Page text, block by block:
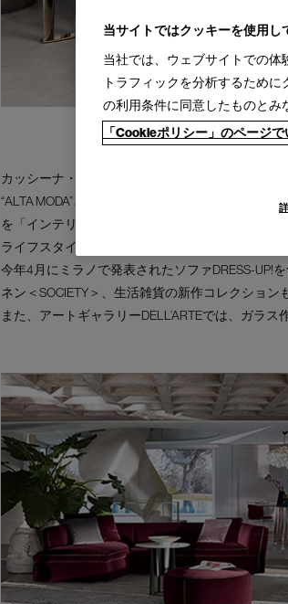
カッシーナ・イクスシーでは、10月3日(木)より新
“ALTA MODA”とは、イタリア語で「オートクチ
を「インテリアのオートクチュール」に例え、
ライフスタイルにフィットするオリジナルのコ
今年4月にミラノで発表されたソファDRESS-UP!
ネン＜SOCIETY＞、生活雑貨の新作コレクション
また、アートギャラリーDELL’ARTEでは、ガラ
当サイトではクッキーを使用し
当社では、ウェブサイトでの体
トラフィックを分析するため
の利用条件に同意したものとみ
「Cookieポリシー」のページ